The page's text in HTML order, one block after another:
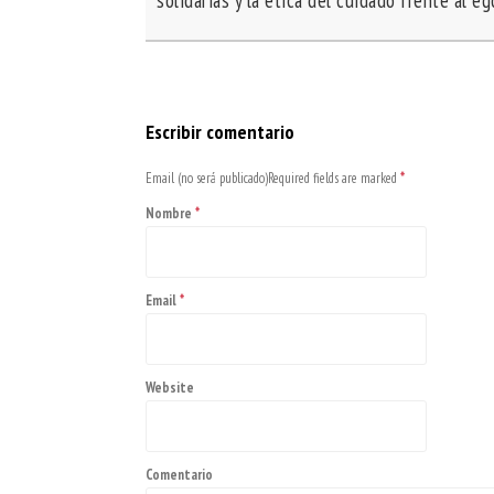
Escribir comentario
Email (no será publicado)Required fields are marked *
Nombre *
Email*
Website
Comentario